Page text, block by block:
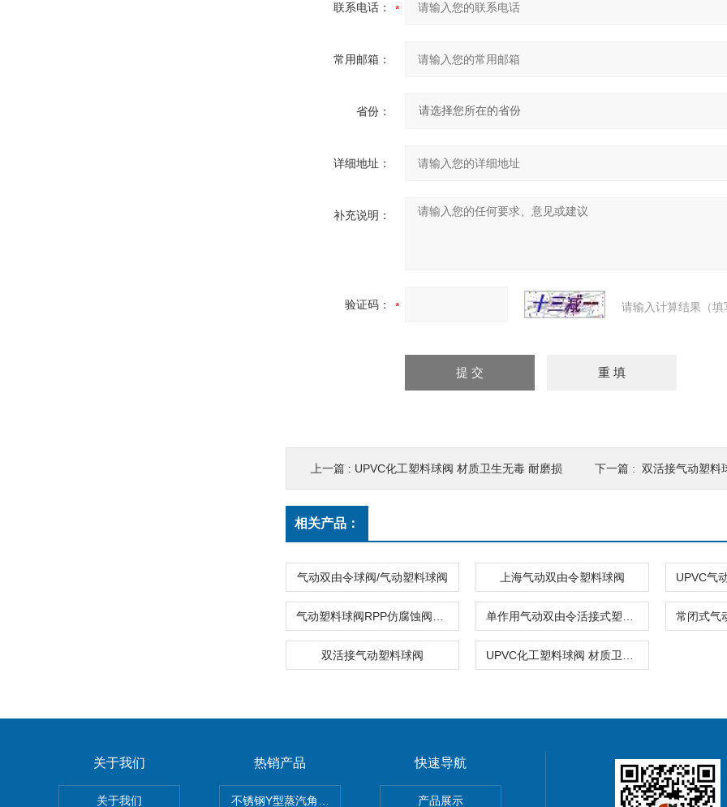
联系电话：
常用邮箱：
省份：
详细地址：
补充说明：
验证码： 请输入计算结果（
上一篇 : UPVC化工塑料球阀 材质卫生无毒 耐磨损 下一篇 : 双活接气动塑料
相关产品：
气动双由令球阀/气动塑料球阀 上海气动双由令塑料球阀
双活接气动塑料球阀
关于我们
关于我们
热销产品
不锈钢Y型蒸汽角座阀
快速导航
产品展示